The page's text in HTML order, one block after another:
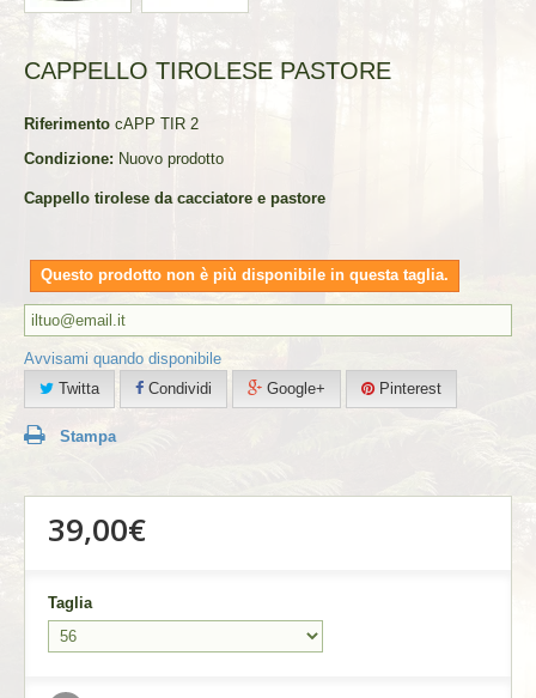
CAPPELLO TIROLESE PASTORE
Riferimento cAPP TIR 2
Condizione: Nuovo prodotto
Cappello tirolese da cacciatore e pastore
Questo prodotto non è più disponibile in questa taglia.
Avvisami quando disponibile
Twitta
Condividi Google+ Pinterest
Stampa
39,00€
Taglia